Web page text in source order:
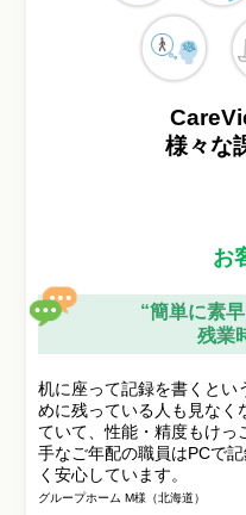
様々な
お
“簡単に素
残業
机に座って記録を書くとい
めに残っている人も見なく
ていて、性能・精度もけっ
手なご年配の職員はPCで
く安心しています。
グループホーム M様（北海道）